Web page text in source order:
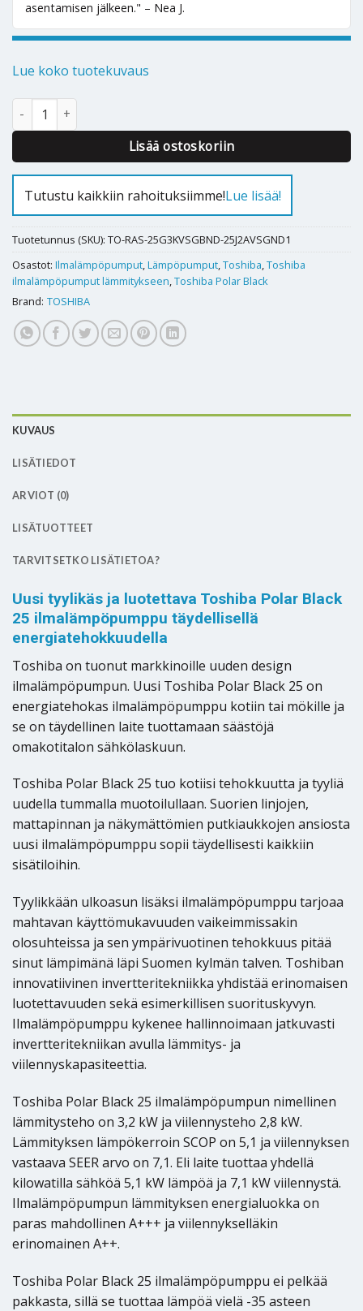
asentamisen jälkeen." – Nea J.
Lue koko tuotekuvaus
Ilmalämpöpumppu Toshiba Polar Black 25 määrä
Lisää ostoskoriin
Alternative:
Tutustu kaikkiin rahoituksiimme!Lue lisää!
Tuotetunnus (SKU): TO-RAS-25G3KVSGBND-25J2AVSGND1
Osastot: Ilmalämpöpumput,Lämpöpumput,Toshiba,Toshiba
ilmalämpöpumput lämmitykseen,Toshiba Polar Black
Brand: TOSHIBA
KUVAUS
LISÄTIEDOT
ARVIOT (0)
LISÄTUOTTEET
TARVITSETKO LISÄTIETOA?
Uusi tyylikäs ja luotettava Toshiba Polar Black
25 ilmalämpöpumppu täydellisellä
energiatehokkuudella
Toshiba on tuonut markkinoille uuden design
ilmalämpöpumpun. Uusi Toshiba Polar Black 25 on
energiatehokas ilmalämpöpumppu kotiin tai mökille ja
se on täydellinen laite tuottamaan säästöjä
omakotitalon sähkölaskuun.
Toshiba Polar Black 25 tuo kotiisi tehokkuutta ja tyyliä
uudella tummalla muotoilullaan. Suorien linjojen,
mattapinnan ja näkymättömien putkiaukkojen ansiosta
uusi ilmalämpöpumppu sopii täydellisesti kaikkiin
sisätiloihin.
Tyylikkään ulkoasun lisäksi ilmalämpöpumppu tarjoaa
mahtavan käyttömukavuuden vaikeimmissakin
olosuhteissa ja sen ympärivuotinen tehokkuus pitää
sinut lämpimänä läpi Suomen kylmän talven. Toshiban
innovatiivinen invertteritekniikka yhdistää erinomaisen
luotettavuuden sekä esimerkillisen suorituskyvyn.
Ilmalämpöpumppu kykenee hallinnoimaan jatkuvasti
invertteritekniikan avulla lämmitys- ja
viilennyskapasiteettia.
Toshiba Polar Black 25 ilmalämpöpumpun nimellinen
lämmitysteho on 3,2 kW ja viilennysteho 2,8 kW.
Lämmityksen lämpökerroin SCOP on 5,1 ja viilennyksen
vastaava SEER arvo on 7,1. Eli laite tuottaa yhdellä
kilowatilla sähköä 5,1 kW lämpöä ja 7,1 kW viilennystä.
Ilmalämpöpumpun lämmityksen energialuokka on
paras mahdollinen A+++ ja viilennykselläkin
erinomainen A++.
Toshiba Polar Black 25 ilmalämpöpumppu ei pelkää
pakkasta, sillä se tuottaa lämpöä vielä -35 asteen